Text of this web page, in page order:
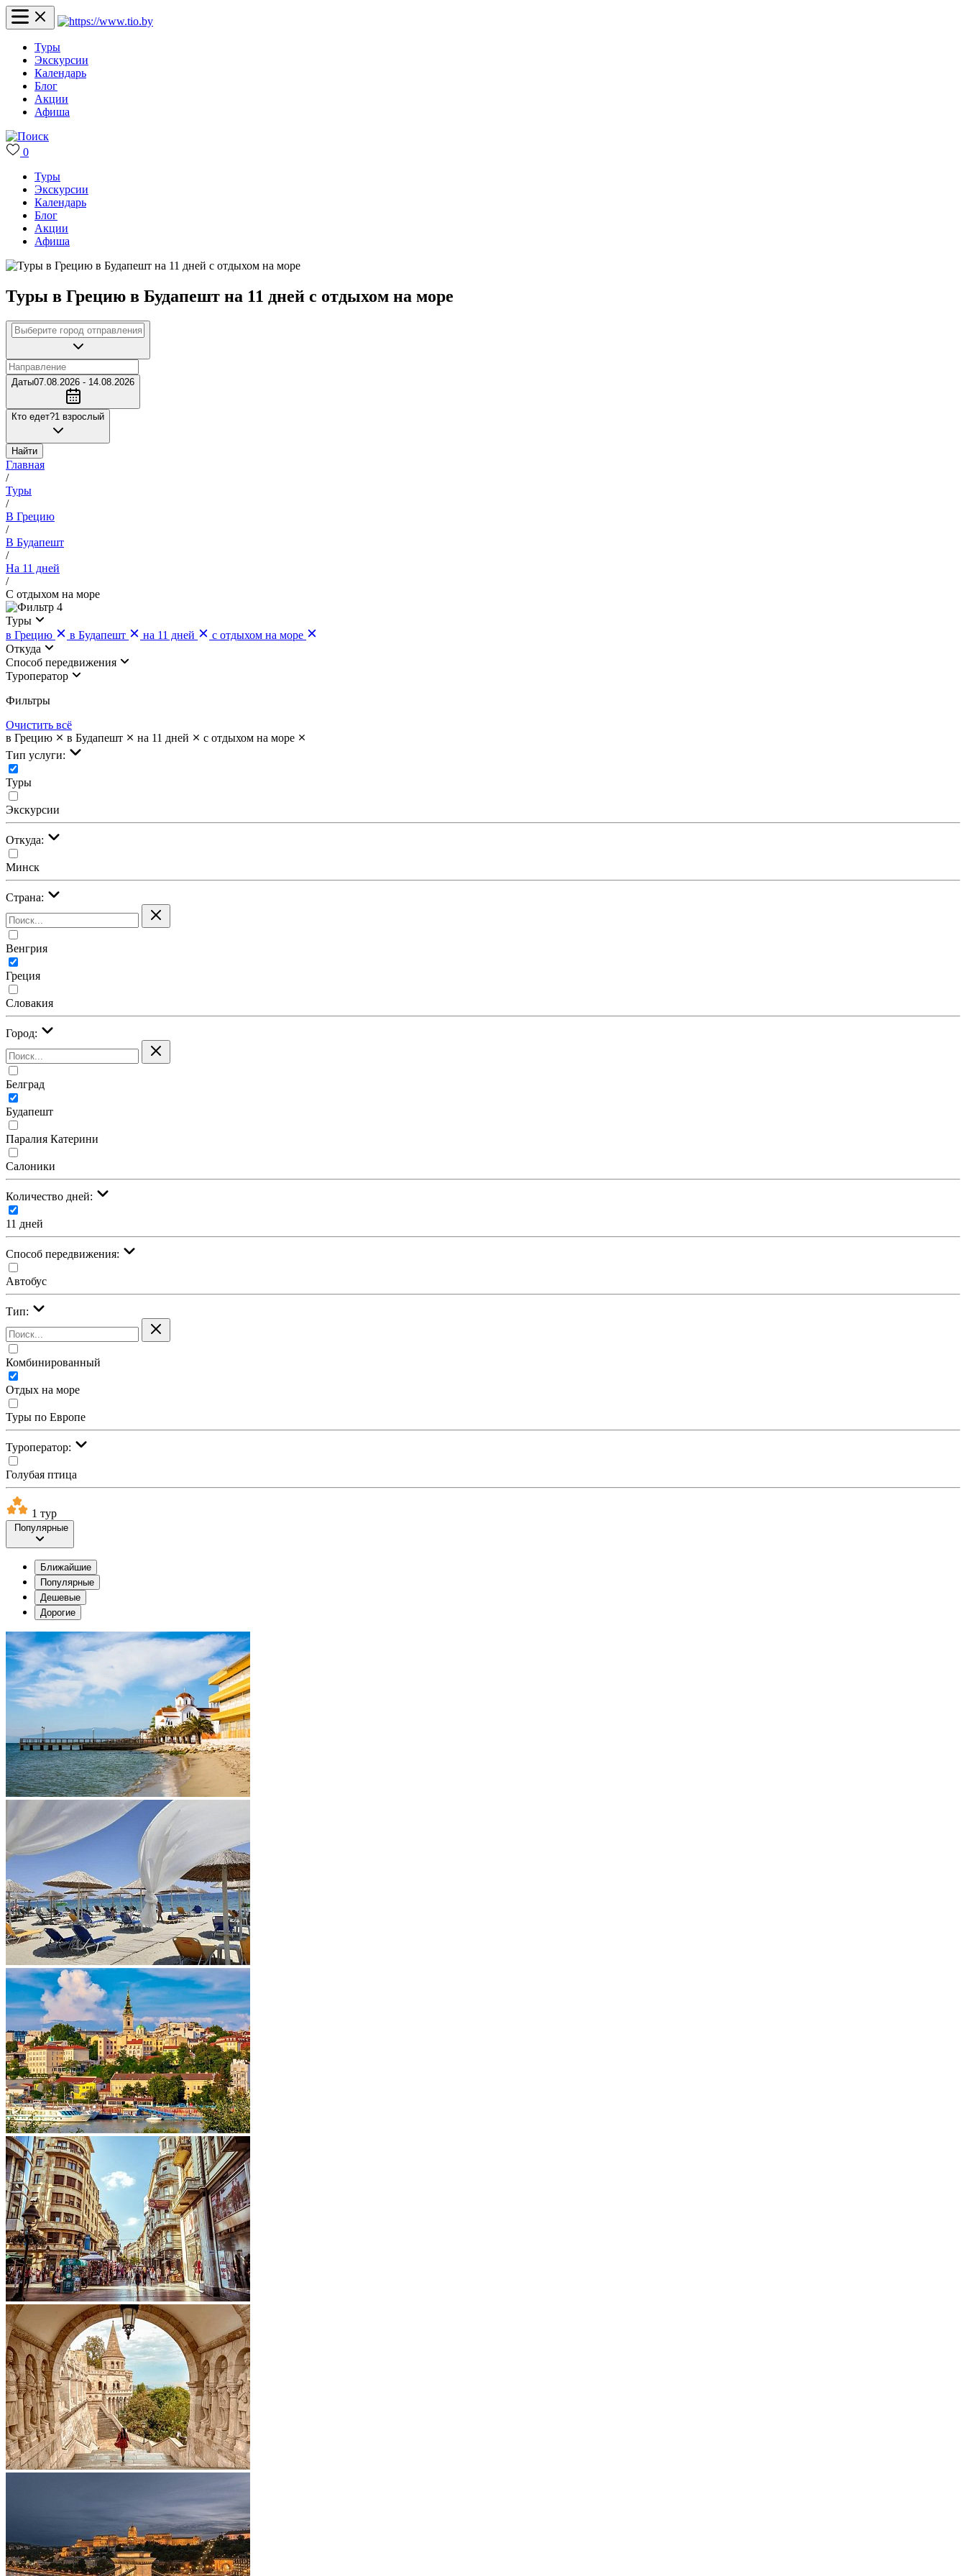
Туры
Экскурсии
Календарь
Блог
Акции
Афиша
0
Туры
Экскурсии
Календарь
Блог
Акции
Афиша
Туры в Грецию в Будапешт на 11 дней с отдыхом на море
Даты07.08.2026 - 14.08.2026
Кто едет?1 взрослый
Найти
Главная
/
Туры
/
В Грецию
/
В Будапешт
/
На 11 дней
/
С отдыхом на море
4
Туры
в Грецию
в Будапешт на 11 дней
с отдыхом на море
Откуда
Cпособ передвижения
Туроператор
Фильтры
Очистить всё
в Грецию
в Будапешт на 11 дней
с отдыхом на море
Тип услуги:
Туры
Экскурсии
Откуда:
Минск
Страна:
Венгрия
Греция
Словакия
Город:
Белград
Будапешт
Паралия Катерини
Салоники
Количество дней:
11 дней
Cпособ передвижения:
Автобус
Тип:
Комбинированный
Отдых на море
Туры по Европе
Туроператор:
Голубая птица
1 тур
Популярные
Ближайшие
Популярные
Дешевые
Дорогие